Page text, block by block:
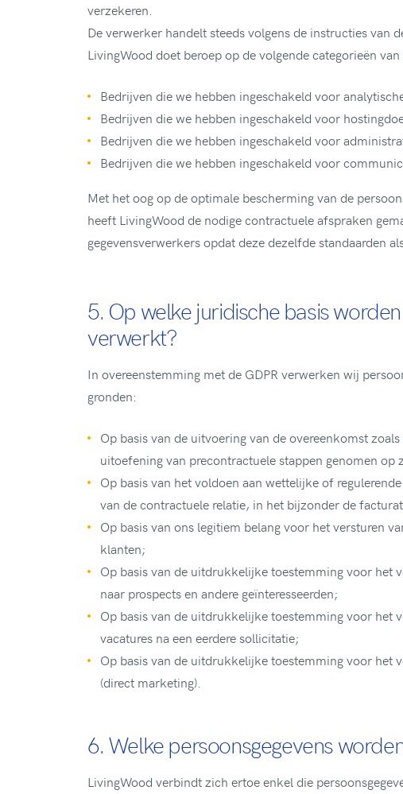
verzekeren.
De verwerker handelt steeds volgens de instructies van
LivingWood doet beroep op de volgende categorieën
Bedrijven die we hebben ingeschakeld voor
Bedrijven die we hebben ingeschakeld voor
Bedrijven die we hebben ingeschakeld voor
Bedrijven die we hebben ingeschakeld voor
Met het oog op de optimale bescherming van de
heeft LivingWood de nodige contractuele afspraken
gegevensverwerkers opdat deze dezelfde standaarden
5. Op welke juridische basis
verwerkt?
In overeenstemming met de GDPR verwerken wij
gronden:
Op basis van de uitvoering van de overeenkomst
uitoefening van precontractuele stappen genomen op
Op basis van het voldoen aan wettelijke of
van de contractuele relatie, in het bijzonder de
Op basis van ons legitiem belang voor het versturen
klanten;
Op basis van de uitdrukkelijke toestemming voor het
naar prospects en andere geïnteresseerden;
Op basis van de uitdrukkelijke toestemming voor het
vacatures na een eerdere sollicitatie;
Op basis van de uitdrukkelijke toestemming voor het
(direct marketing).
6. Welke persoonsgegevens
LivingWood verbindt zich ertoe enkel die